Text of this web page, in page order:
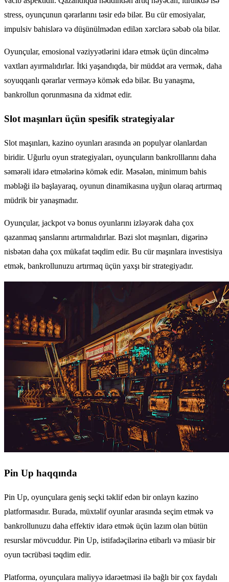
stress, oyunçunun qərarlarını təsir edə bilər. Bu cür emosiyalar,
impulsiv bahislərə və düşünülmədən edilən xərclərə səbəb ola bilər.
Oyunçular, emosional vəziyyətlərini idarə etmək üçün dincəlmə
vaxtları ayırmalıdırlar. İtki yaşandıqda, bir müddət ara vermək, daha
soyuqqanlı qərarlar verməyə kömək edə bilər. Bu yanaşma,
bankrollun qorunmasına da xidmət edir.
Slot maşınları üçün spesifik strategiyalar
Slot maşınları, kazino oyunları arasında ən populyar olanlardan
biridir. Uğurlu oyun strategiyaları, oyunçuların bankrolllarını daha
səmərəli idarə etmələrinə kömək edir. Məsələn, minimum bahis
məbləği ilə başlayaraq, oyunun dinamikasına uyğun olaraq artırmaq
müdrik bir yanaşmadır.
Oyunçular, jackpot və bonus oyunlarını izləyərək daha çox
qazanmaq şanslarını artırmalıdırlar. Bəzi slot maşınları, digərinə
nisbətən daha çox mükafat təqdim edir. Bu cür maşınlara investisiya
etmək, bankrollunuzu artırmaq üçün yaxşı bir strategiyadır.
Pin Up haqqında
Pin Up, oyunçulara geniş seçki təklif edən bir onlayn kazino
platformasıdır. Burada, müxtəlif oyunlar arasında seçim etmək və
bankrollunuzu daha effektiv idarə etmək üçün lazım olan bütün
resurslar mövcuddur. Pin Up, istifadəçilərinə etibarlı və müasir bir
oyun təcrübəsi təqdim edir.
Platforma, oyunçulara maliyyə idarəetməsi ilə bağlı bir çox faydalı